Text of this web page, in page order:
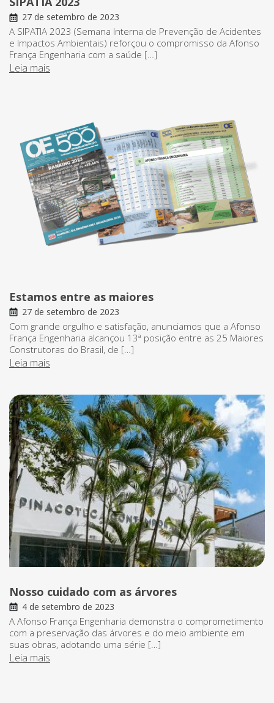
27 de setembro de 2023
A SIPATIA 2023 (Semana Interna de Prevenção de Acidentes
e Impactos Ambientais) reforçou o compromisso da Afonso
França Engenharia com a saúde […]
Leia mais
Estamos entre as maiores
27 de setembro de 2023
Com grande orgulho e satisfação, anunciamos que a Afonso
França Engenharia alcançou 13ª posição entre as 25 Maiores
Construtoras do Brasil, de […]
Leia mais
Nosso cuidado com as árvores
4 de setembro de 2023
A Afonso França Engenharia demonstra o comprometimento
com a preservação das árvores e do meio ambiente em
suas obras, adotando uma série […]
Leia mais